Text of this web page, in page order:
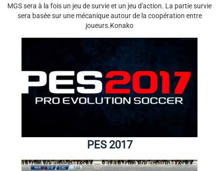
MGS sera à la fois un jeu de survie et un jeu d'action. La partie survie
sera basée sur une mécanique autour de la coopération entre
joueurs.Konako
PES 2017